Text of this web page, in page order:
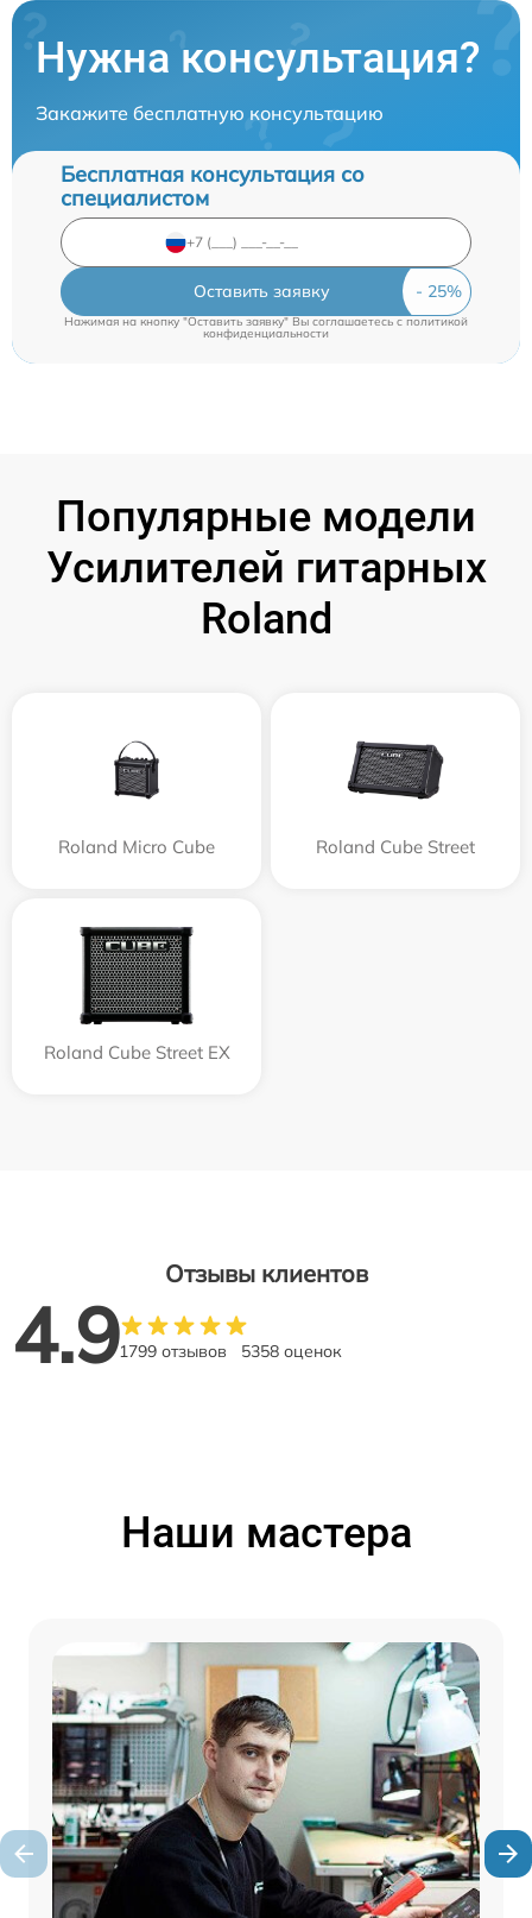
Нужна консультация?
Закажите бесплатную консультацию
Бесплатная консультация со
специалистом
Оставить заявку
Нажимая на кнопку "Оставить заявку" Вы соглашаетесь cполитикой
конфиденциальности
Популярные модели
Усилителей гитарных
Roland
Roland Micro Cube Roland Cube Street
Roland Cube Street EX
Отзывы клиентов
4.91799 отзывов 5358 оценок
Наши мастера